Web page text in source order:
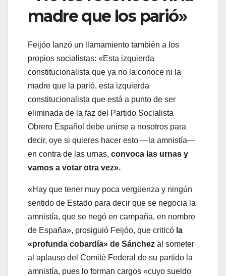
madre que los parió»
Feijóo lanzó un llamamiento también a los
propios socialistas: «Esta izquierda
constitucionalista que ya no la conoce ni la
madre que la parió, esta izquierda
constitucionalista que está a punto de ser
eliminada de la faz del Partido Socialista
Obrero Español debe unirse a nosotros para
decir, oye si quieres hacer esto —la amnistía—
en contra de las urnas, convoca las urnas y
vamos a votar otra vez».
«Hay que tener muy poca vergüenza y ningún
sentido de Estado para decir que se negocia la
amnistía, que se negó en campaña, en nombre
de España», prosiguió Feijóo, que criticó la
«profunda cobardía» de Sánchez al someter
al aplauso del Comité Federal de su partido la
amnistía, pues lo forman cargos «cuyo sueldo